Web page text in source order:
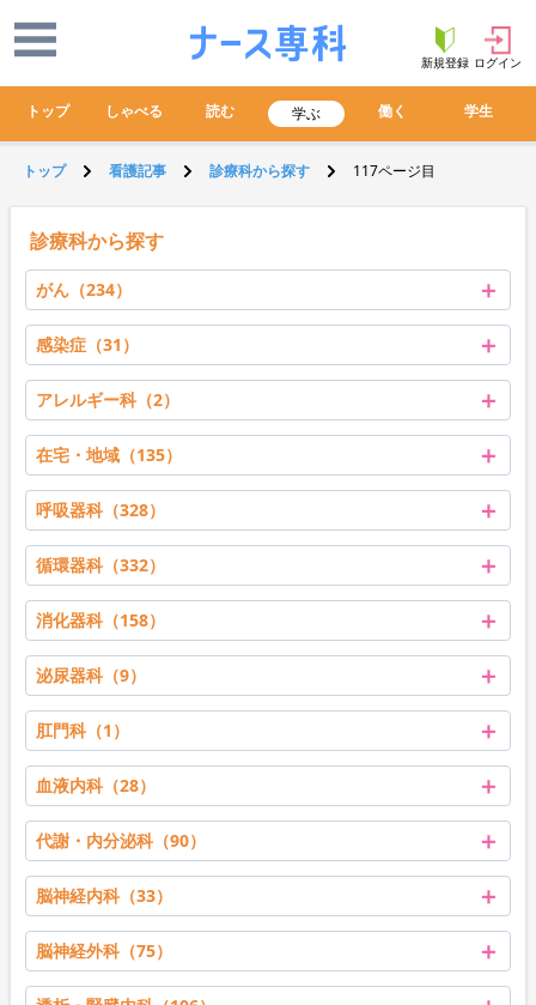
新規登録 ログイン
トップ しゃべる 読む 学ぶ 働く 学生
トップ 看護記事 診療科から探す 117ページ目
診療科から探す
がん（234） ＋
感染症（31） ＋
アレルギー科（2） ＋
在宅・地域（135） ＋
呼吸器科（328） ＋
循環器科（332） ＋
消化器科（158） ＋
泌尿器科（9） ＋
肛門科（1） ＋
血液内科（28） ＋
代謝・内分泌科（90） ＋
脳神経内科（33） ＋
脳神経外科（75） ＋